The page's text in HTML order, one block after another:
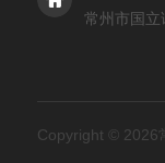
常州市国立
Copyright © 2026